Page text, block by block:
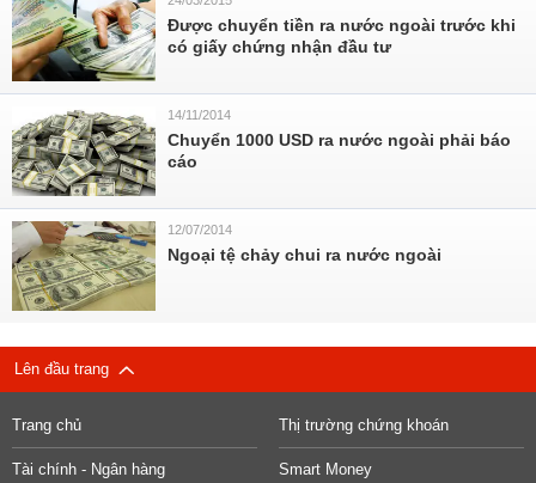
Được chuyển tiền ra nước ngoài trước khi
có giấy chứng nhận đầu tư
14/11/2014
Chuyển 1000 USD ra nước ngoài phải báo
cáo
12/07/2014
Ngoại tệ chảy chui ra nước ngoài
Lên đầu trang
Trang chủ Thị trường chứng khoán
Tài chính - Ngân hàng Smart Money